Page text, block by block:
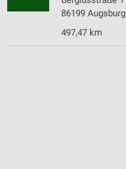
86199 Augsburg
497,47 km